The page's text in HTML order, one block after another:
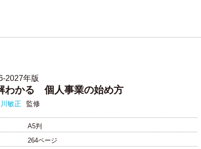
2027年版
わかる 個人事業の始め方
敏正 監修
A5判
264ページ